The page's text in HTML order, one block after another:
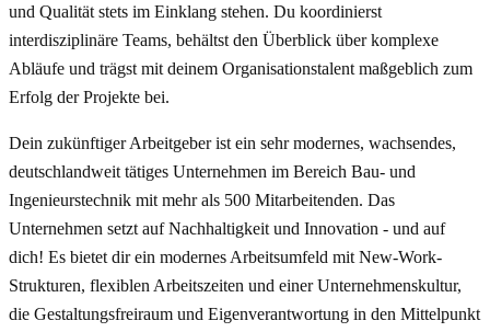
und Qualität stets im Einklang stehen. Du koordinierst
interdisziplinäre Teams, behältst den Überblick über komplexe
Abläufe und trägst mit deinem Organisationstalent maßgeblich zum
Erfolg der Projekte bei.
Dein zukünftiger Arbeitgeber ist ein sehr modernes, wachsendes,
deutschlandweit tätiges Unternehmen im Bereich Bau- und
Ingenieurstechnik mit mehr als 500 Mitarbeitenden. Das
Unternehmen setzt auf Nachhaltigkeit und Innovation - und auf
dich! Es bietet dir ein modernes Arbeitsumfeld mit New-Work-
Strukturen, flexiblen Arbeitszeiten und einer Unternehmenskultur,
die Gestaltungsfreiraum und Eigenverantwortung in den Mittelpunkt